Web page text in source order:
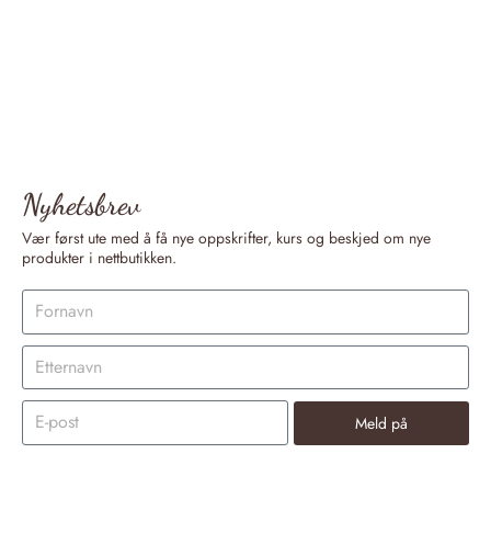
Nyhetsbrev
Vær først ute med å få nye oppskrifter, kurs og beskjed om nye
produkter i nettbutikken.
Meld på